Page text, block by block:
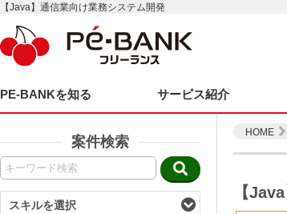
【Java】通信業向け業務システム開発
PE-BANKを知る サービス紹介
案件検索
スキルを選択
HOME
【